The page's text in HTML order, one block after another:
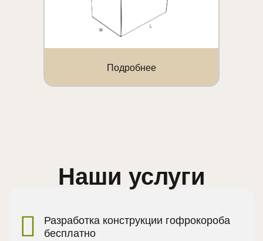
Подробнее
Наши услуги
Разработка конструкции гофрокороба
бесплатно